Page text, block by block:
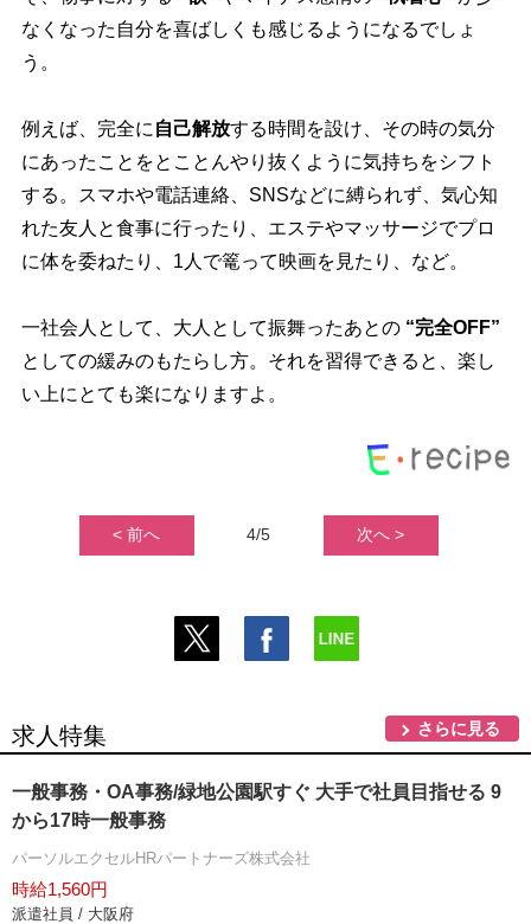
なくなった自分を喜ばしくも感じるようになるでしょ
う。
例えば、完全に自己解放する時間を設け、その時の気分
にあったことをとことんやり抜くように気持ちをシフト
する。スマホや電話連絡、SNSなどに縛られず、気心知
れた友人と食事に行ったり、エステやマッサージでプロ
に体を委ねたり、1人で篭って映画を見たり、など。
一社会人として、大人として振舞ったあとの “完全OFF”
としての緩みのもたらし方。それを習得できると、楽し
い上にとても楽になりますよ。
< 前へ 4/5 次へ >
求人特集 さらに見る
一般事務・OA事務/緑地公園駅すぐ 大手で社員目指せる 9
から17時一般事務
パーソルエクセルHRパートナーズ株式会社
時給1,560円
派遣社員 / 大阪府